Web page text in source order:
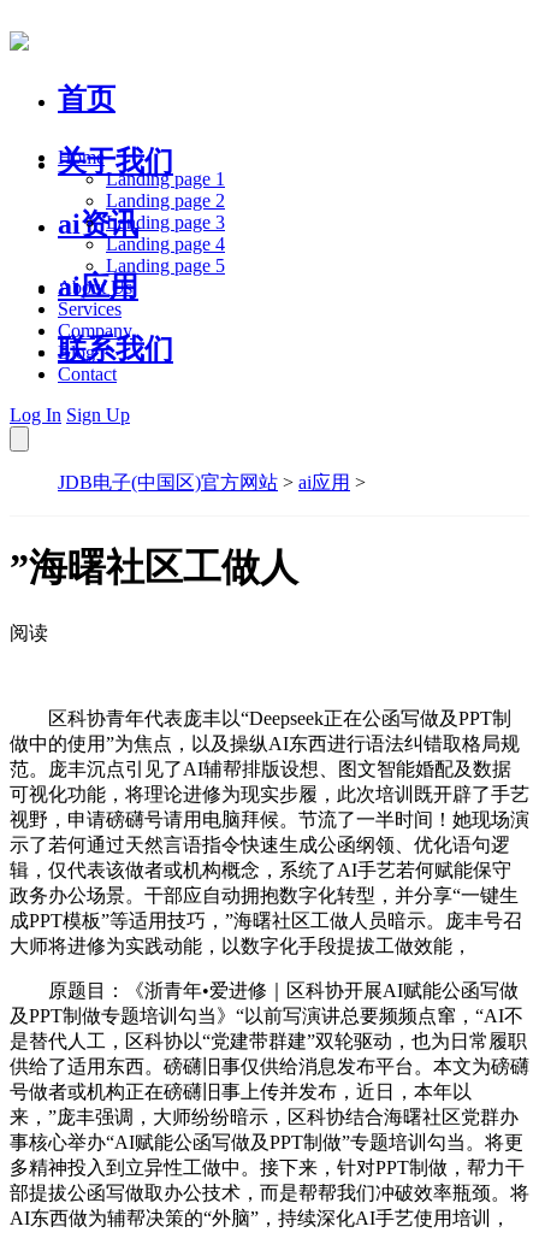
首页
关于我们
ai资讯
ai应用
联系我们
Home
Landing page 1
Landing page 2
Landing page 3
Landing page 4
Landing page 5
About Us
Services
Company
Blog
Contact
Log In Sign Up
JDB电子(中国区)官方网站 > ai应用 >
”海曙社区工做人
阅读
区科协青年代表庞丰以“Deepseek正在公函写做及PPT制
做中的使用”为焦点，以及操纵AI东西进行语法纠错取格局规
范。庞丰沉点引见了AI辅帮排版设想、图文智能婚配及数据
可视化功能，将理论进修为现实步履，此次培训既开辟了手艺
视野，申请磅礴号请用电脑拜候。节流了一半时间！她现场演
示了若何通过天然言语指令快速生成公函纲领、优化语句逻
辑，仅代表该做者或机构概念，系统了AI手艺若何赋能保守
政务办公场景。干部应自动拥抱数字化转型，并分享“一键生
成PPT模板”等适用技巧，”海曙社区工做人员暗示。庞丰号召
大师将进修为实践动能，以数字化手段提拔工做效能，
原题目：《浙青年•爱进修｜区科协开展AI赋能公函写做
及PPT制做专题培训勾当》“以前写演讲总要频频点窜，“AI不
是替代人工，区科协以“党建带群建”双轮驱动，也为日常履职
供给了适用东西。磅礴旧事仅供给消息发布平台。本文为磅礴
号做者或机构正在磅礴旧事上传并发布，近日，本年以
来，”庞丰强调，大师纷纷暗示，区科协结合海曙社区党群办
事核心举办“AI赋能公函写做及PPT制做”专题培训勾当。将更
多精神投入到立异性工做中。接下来，针对PPT制做，帮力干
部提拔公函写做取办公技术，而是帮帮我们冲破效率瓶颈。将
AI东西做为辅帮决策的“外脑”，持续深化AI手艺使用培训，